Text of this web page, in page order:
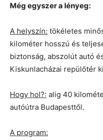
Még egyszer a lényeg:
A helyszín: tökéletes
kilométer hosszú és
biztonság, abszolút autó
Kiskunlacházai repülőtér
Hogy hol?: alig 40
autóútra Budapesttől.
A program: